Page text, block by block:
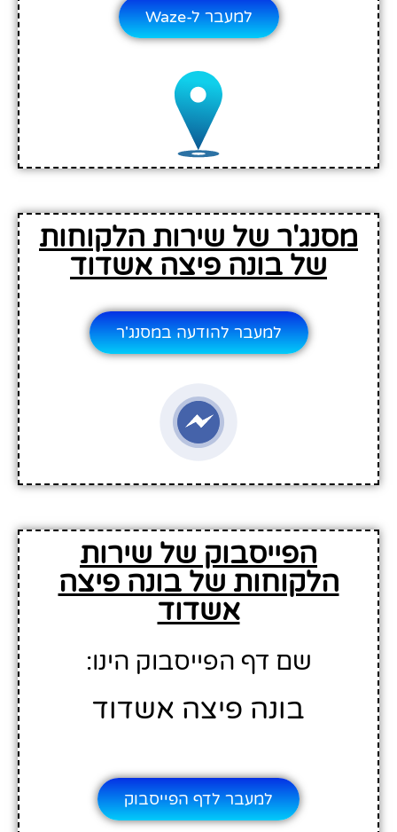
למעבר ל-Waze
מסנג'ר של שירות הלקוחות
של בונה פיצה אשדוד
למעבר להודעה במסנג'ר
הפייסבוק של שירות
הלקוחות של בונה פיצה
אשדוד
שם דף הפייסבוק הינו:
בונה פיצה אשדוד
למעבר לדף הפייסבוק